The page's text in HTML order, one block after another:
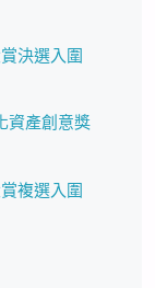
決選入圍
資產創意獎
複選入圍